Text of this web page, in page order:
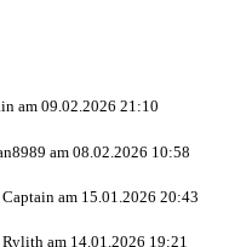
am 09.02.2026 21:10
am 08.02.2026 10:58
am 15.01.2026 20:43
am 14.01.2026 19:21